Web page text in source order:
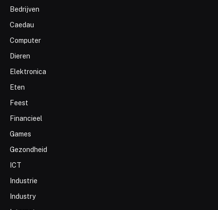
Bedrijven
Caedau
Computer
Dieren
Elektronica
Eten
Feest
Financieel
Games
Gezondheid
ICT
Industrie
Industry